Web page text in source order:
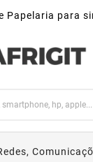
Papelaria para